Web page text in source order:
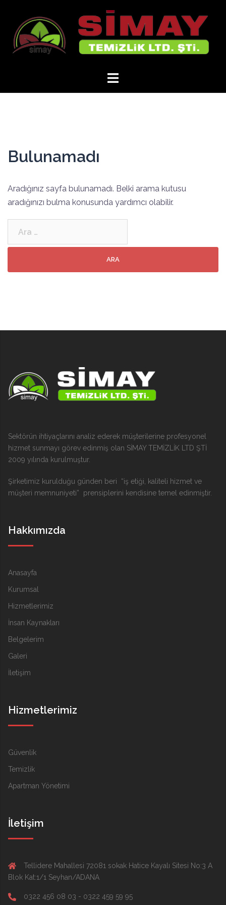
Bulunamadı
Aradığınız sayfa bulunamadı. Belki arama kutusu
aradığınızı bulma konusunda yardımcı olabilir.
Sektörün ihtiyaçlarını analiz ederek müşterilerine profesyonel
hizmet sunmayı görev edinmiş olan SİMAY TEMİZLİK LTD ŞTİ
2009 yılında kurulmuştur.
Şirketimiz kurulduğu günden beri “iş etiği, kaliteli hizmet ve
müşteri memnuniyeti” prensiplerini kendisine temel edinmiştir.
Hakkımızda
Anasayfa
Kurumsal
Hizmetlerimiz
İnsan Kaynakları
Belgelerim
Galeri
İletişim
Hizmetlerimiz
Güvenlik
Temizlik
Apartman Yönetimi
İletişim
Tellidere Mahallesi 72081 sokak Hatice Kayalı Sitesi No:3 A
Blok Kat:1/1 Seyhan/ADANA
0322 456 08 03 - 0322 459 59 95